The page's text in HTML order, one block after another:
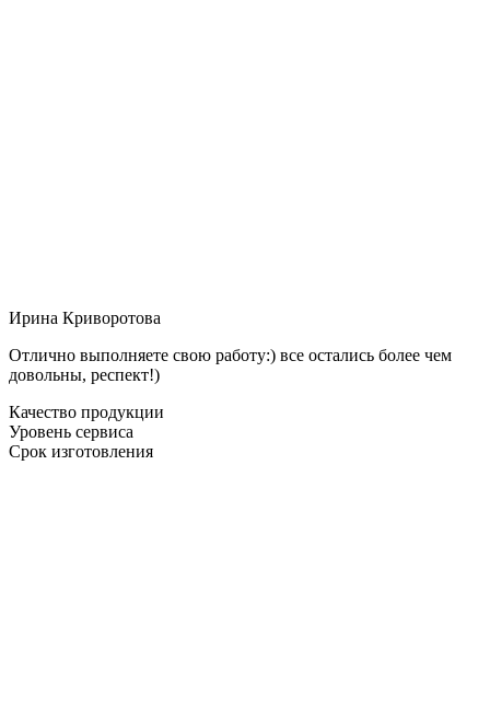
Ирина Криворотова
Отлично выполняете свою работу:) все остались более чем
довольны, респект!)
Качество продукции
Уровень сервиса
Срок изготовления